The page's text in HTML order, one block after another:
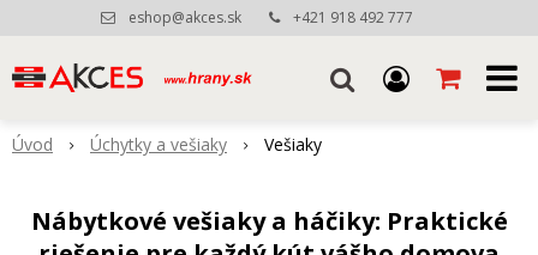
eshop@akces.sk +421 918 492 777
Úvod Úchytky a vešiaky Vešiaky
Nábytkové vešiaky a háčiky: Praktické